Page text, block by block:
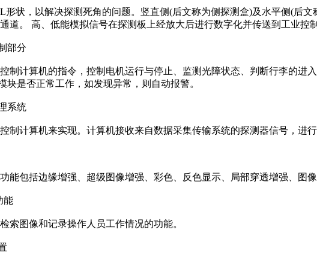
形状，以解决探测死角的问题。竖直侧(后文称为侧探测盒)及水平侧(后
道。 高、低能模拟信号在探测板上经放大后进行数字化并传送到工业控
部分
制计算机的指令，控制电机运行与停止、监测光障状态、判断行李的进
块是否正常工作，如发现异常，则自动报警。
系统
制计算机来实现。计算机接收来自数据采集传输系统的探测器信号，进行
能包括边缘增强、超级图像增强、彩色、反色显示、局部穿透增强、图像
能
索图像和记录操作人员工作情况的功能。